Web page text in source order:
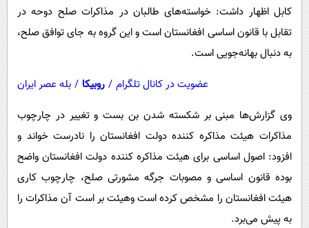
کابل اظهار داشت: خواسته‌های طالبان در مذاکرات صلح دوحه در
تقابل با قانون اساسی افغانستان است و این گروه به جای توافق صلح،
به دنبال بهانه‌جویی است.
عضویت در کانال تلگرام / روبیکا / بله عصر ایران
وی گزارش‌ها مبنی بر شکسته شدن بن بست و تغییر در چارچوب
مذاکرات هیئت مذاکره کننده دولت افغانستان را نادرست خواند و
افزود: اصول اساسی برای هیئت مذاکره کننده دولت افغانستان واضح
بوده قانون اساسی و مصوبات جرگه مشورتی صلح، چارچوب کاری
هیئت افغانستان را مشخص کرده است وهیئت بر است آن مذاکرات را
به پیش می‌برد.